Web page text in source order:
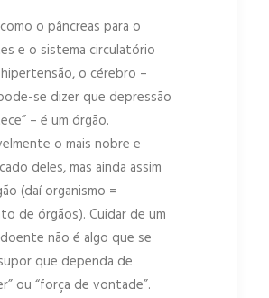
o pâncreas para o
e o sistema circulatório
o cérebro –
se dizer que depressão
– é um órgão.
o mais nobre e
deles, mas ainda assim
(daí organismo =
de órgãos). Cuidar de um
não é algo que se
que dependa de
ou “força de vontade”.